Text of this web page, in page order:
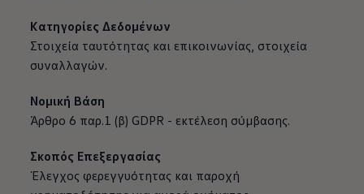
Κατηγορίες Δεδομένων
Στοιχεία ταυτότητας και επικοινωνίας, στοιχεία
συναλλαγών.
Νομική Βάση
Άρθρο 6 παρ.1 (β) GDPR - εκτέλεση σύμβασης.
Σκοπός Επεξεργασίας
Έλεγχος φερεγγυότητας και παροχή